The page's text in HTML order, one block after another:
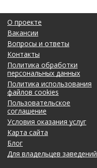
О проекте
Вакансии
Вопросы и ответы
Контакты
Политика обработки
персональных данных
Политика использования
файлов cookies
Пользовательское
соглашение
Условия оказания услуг
Карта сайта
Блог
Для владельцев заведений